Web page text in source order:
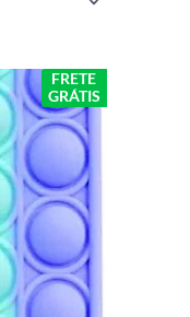
FRETE
GRÁTIS